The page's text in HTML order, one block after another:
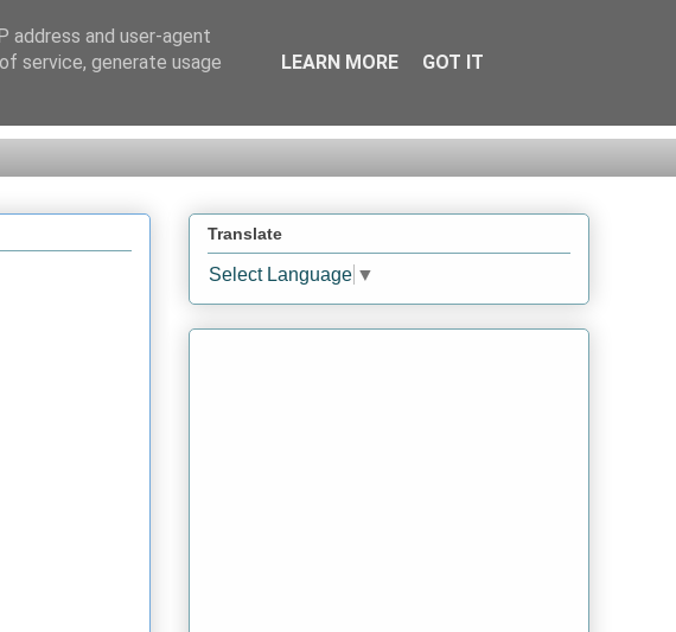
Translate
Select Language ▼
address and user-agent
service, generate usage
LEARN MORE GOT IT